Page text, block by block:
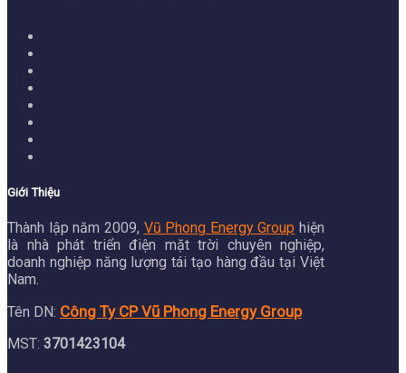
Giới Thiệu
Thành lập năm 2009, Vũ Phong Energy Group hiện
là nhà phát triển điện mặt trời chuyên nghiệp,
doanh nghiệp năng lượng tái tạo hàng đầu tại Việt
Nam.
Tên DN: Công Ty CP Vũ Phong Energy Group
MST: 3701423104